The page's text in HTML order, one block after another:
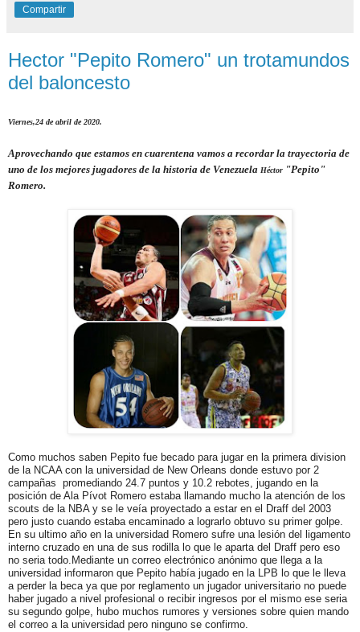
Compartir
Hector "Pepito Romero" un trotamundos
del baloncesto
Viernes,24 de abril de 2020.
Aprovechando que estamos en cuarentena vamos a recordar la trayectoria de
uno de los mejores jugadores de la historia de Venezuela Héctor "Pepito"
Romero.
Como muchos saben Pepito fue becado para jugar en la primera division
de la NCAA con la universidad de New Orleans donde estuvo por 2
campañas promediando 24.7 puntos y 10.2 rebotes, jugando en la
posición de Ala Pívot Romero estaba llamando mucho la atención de los
scouts de la NBA y se le veía proyectado a estar en el Draff del 2003
pero justo cuando estaba encaminado a lograrlo obtuvo su primer golpe.
En su ultimo año en la universidad Romero sufre una lesión del ligamento
interno cruzado en una de sus rodilla lo que le aparta del Draff pero eso
no seria todo.Mediante un correo electrónico anónimo que llega a la
universidad informaron que Pepito había jugado en la LPB lo que le lleva
a perder la beca ya que por reglamento un jugador universitario no puede
haber jugado a nivel profesional o recibir ingresos por el mismo ese seria
su segundo golpe, hubo muchos rumores y versiones sobre quien mando
el correo a la universidad pero ninguno se confirmo.